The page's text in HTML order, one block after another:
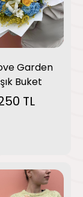
Garden
Buket
TL